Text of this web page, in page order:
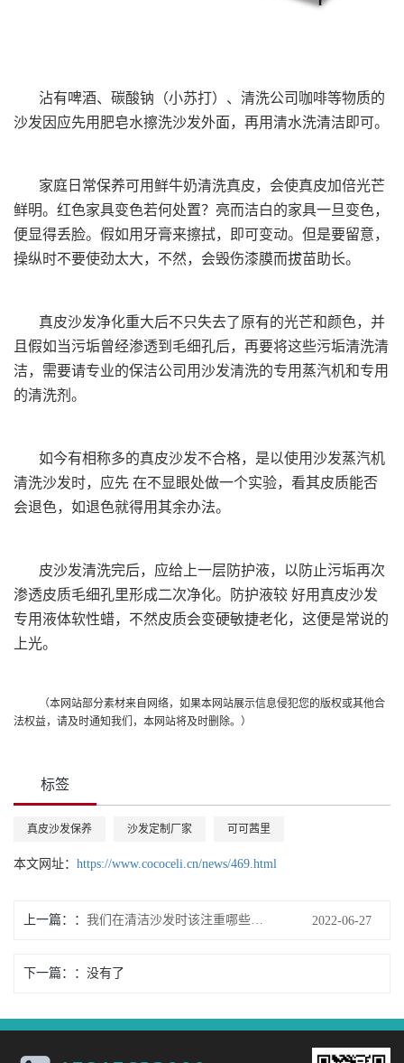
沾有啤酒、碳酸钠（小苏打）、清洗公司咖啡等物质的
沙发因应先用肥皂水擦洗沙发外面，再用清水洗清洁即可。
家庭日常保养可用鲜牛奶清洗真皮，会使真皮加倍光芒
鲜明。红色家具变色若何处置？亮而洁白的家具一旦变色，
便显得丢脸。假如用牙膏来擦拭，即可变动。但是要留意，
操纵时不要使劲太大，不然，会毁伤漆膜而拔苗助长。
真皮沙发净化重大后不只失去了原有的光芒和颜色，并
且假如当污垢曾经渗透到毛细孔后，再要将这些污垢清洗清
洁，需要请专业的保洁公司用沙发清洗的专用蒸汽机和专用
的清洗剂。
如今有相称多的真皮沙发不合格，是以使用沙发蒸汽机
清洗沙发时，应先 在不显眼处做一个实验，看其皮质能否
会退色，如退色就得用其余办法。
皮沙发清洗完后，应给上一层防护液，以防止污垢再次
渗透皮质毛细孔里形成二次净化。防护液较 好用真皮沙发
专用液体软性蜡，不然皮质会变硬敏捷老化，这便是常说的
上光。
（本网站部分素材来自网络，如果本网站展示信息侵犯您的版权或其他合
法权益，请及时通知我们，本网站将及时删除。）
标签
真皮沙发保养 沙发定制厂家 可可茜里
本文网址： https://www.cococeli.cn/news/469.html
上一篇： 2022-06-27
下一篇： 没有了